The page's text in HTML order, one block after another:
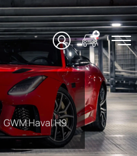
GWM Haval H9